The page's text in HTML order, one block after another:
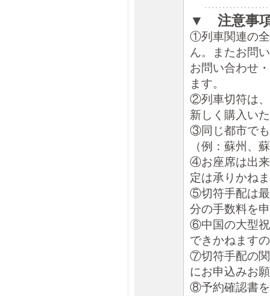
▼ 注意事
①列車関連の全
ん。またお問
お問い合わせ
ます。
②列車切符は、
新しく購入い
③同じ都市でも
（例：蘇州、
④お座席は出来
定は承りかね
⑤切符手配は最
分の手数料を
⑥中国の大型祝
できかねます
⑦切符手配の関
にお申込みお
⑧予約確認書を